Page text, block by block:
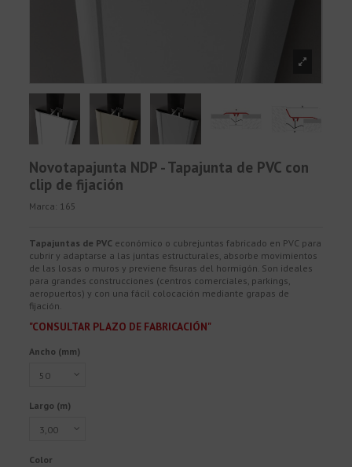
Novotapajunta NDP - Tapajunta de PVC con
clip de fijación
Marca: 165
Tapajuntas de PVC económico o cubrejuntas fabricado en PVC para
cubrir y adaptarse a las juntas estructurales, absorbe movimientos
de las losas o muros y previene fisuras del hormigón. Son ideales
para grandes construcciones (centros comerciales, parkings,
aeropuertos) y con una fácil colocación mediante grapas de
fijación.
"CONSULTAR PLAZO DE FABRICACIÓN"
Ancho (mm)
Largo (m)
Color